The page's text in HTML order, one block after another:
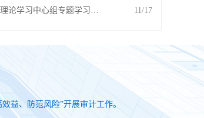
论学习中心组专题学习… 11/17
益、防范风险”开展审计工作。